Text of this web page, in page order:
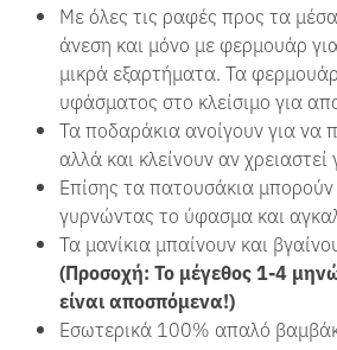
Με όλες τις ραφές προς τα
άνεση και μόνο με φερμουάρ
μικρά εξαρτήματα. Τα
υφάσματος στο κλείσιμο για
Τα ποδαράκια ανοίγουν για να
αλλά και κλείνουν αν
Επίσης τα πατουσάκια μπορούν
γυρνώντας το ύφασμα και
Τα μανίκια μπαίνουν και
(Προσοχή: Το μέγεθος 1-4
είναι αποσπόμενα!)
Εσωτερικά 100% απαλό